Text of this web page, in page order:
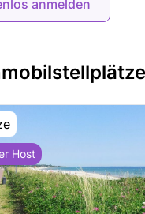
anmelden
Host